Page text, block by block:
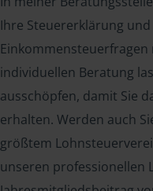
Ihre Steuererklärung
Einkommensteuerfragen
individuellen Beratung
ausschöpfen, damit Sie
erhalten. Werden auch
größtem
unseren professionellen